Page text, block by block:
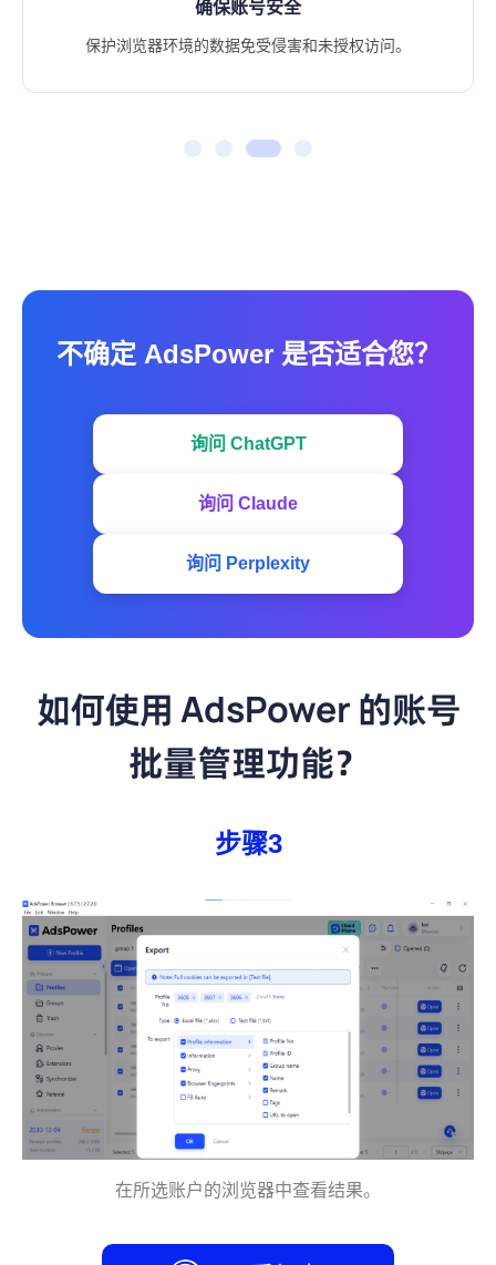
减少管理压力
减轻管理员的负担，使多账号管理更加轻松。
不确定 AdsPower 是否适合您？
询问 ChatGPT
询问 Claude
询问 Perplexity
如何使用 AdsPower 的账号
批量管理功能？
步骤1
进入AdsPower中的“账号管理”，选择所需的浏览器环境